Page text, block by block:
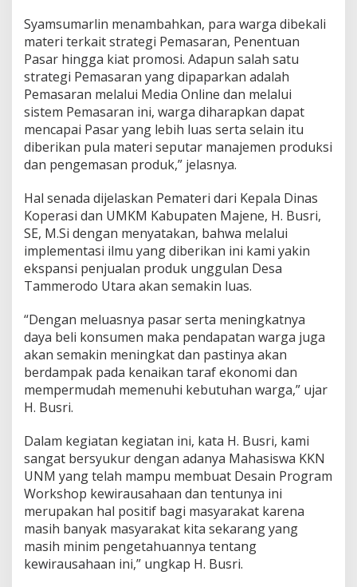
Syamsumarlin menambahkan, para warga dibekali
materi terkait strategi Pemasaran, Penentuan
Pasar hingga kiat promosi. Adapun salah satu
strategi Pemasaran yang dipaparkan adalah
Pemasaran melalui Media Online dan melalui
sistem Pemasaran ini, warga diharapkan dapat
mencapai Pasar yang lebih luas serta selain itu
diberikan pula materi seputar manajemen produksi
dan pengemasan produk,” jelasnya.
Hal senada dijelaskan Pemateri dari Kepala Dinas
Koperasi dan UMKM Kabupaten Majene, H. Busri,
SE, M.Si dengan menyatakan, bahwa melalui
implementasi ilmu yang diberikan ini kami yakin
ekspansi penjualan produk unggulan Desa
Tammerodo Utara akan semakin luas.
“Dengan meluasnya pasar serta meningkatnya
daya beli konsumen maka pendapatan warga juga
akan semakin meningkat dan pastinya akan
berdampak pada kenaikan taraf ekonomi dan
mempermudah memenuhi kebutuhan warga,” ujar
H. Busri.
Dalam kegiatan kegiatan ini, kata H. Busri, kami
sangat bersyukur dengan adanya Mahasiswa KKN
UNM yang telah mampu membuat Desain Program
Workshop kewirausahaan dan tentunya ini
merupakan hal positif bagi masyarakat karena
masih banyak masyarakat kita sekarang yang
masih minim pengetahuannya tentang
kewirausahaan ini,” ungkap H. Busri.